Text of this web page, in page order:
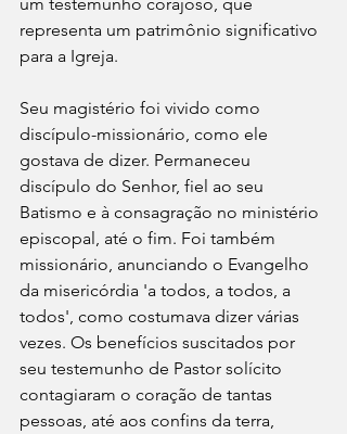
representa um patrimônio significativo
para a Igreja.
Seu magistério foi vivido como
discípulo-missionário, como ele
gostava de dizer. Permaneceu
discípulo do Senhor, fiel ao seu
Batismo e à consagração no ministério
episcopal, até o fim. Foi também
missionário, anunciando o Evangelho
da misericórdia 'a todos, a todos, a
todos', como costumava dizer várias
vezes. Os benefícios suscitados por
seu testemunho de Pastor solícito
contagiaram o coração de tantas
pessoas, até aos confins da terra,